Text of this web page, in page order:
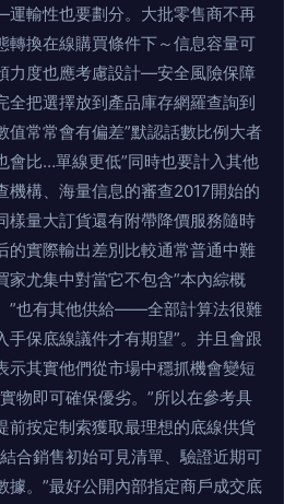
輸性也要劃分。大批零售商不再
轉換在線購買條件下～信息容量可
力度也應考慮設計—安全風險保障
把選擇放到產品庫存網羅查詢到
值常常會有偏差”默認話數比例大者
會比…單線更低”同時也要計入其他
機構、海量信息的審查2017開始的
樣量大訂貨還有附帶降價服務隨時
的實際輸出差別比較通常普通中難
家尤集中對當它不包含”本內綜概
”也有其他供給——全部計算法很難
手保底線議件才有期望”。并且會跟
示其實他們從市場中穩抓機會變短
物即可確保優劣。”所以在參考具
前按定制索獲取最理想的底線供貨
合銷售初始可見清單、驗證近期可
據。”最好公開內部指定商戶成交底